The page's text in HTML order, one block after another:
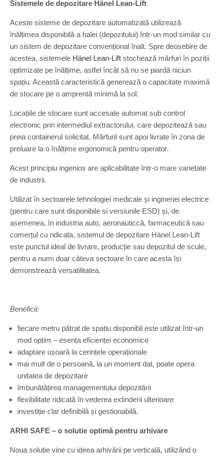
Sistemele de depozitare Hänel Lean-Lift
Aceste sisteme de depozitare automatizată utilizează
înălțimea disponibilă a halei (depozitului) într-un mod similar cu
un sistem de depozitare convențional înalt. Spre deosebire de
acestea, sistemele Hänel Lean-Lift stochează mărfuri în poziții
optimizate pe înălțime, astfel încât să nu se piardă niciun
spațiu. Această caracteristică generează o capacitate maximă
de stocare pe o amprentă minimă la sol.
Locațiile de stocare sunt accesate automat sub control
electronic prin intermediul extractorului, care depozitează sau
preia containerul solicitat. Mărfuril sunt apoi livrate în zona de
preluare la o înălțime ergonomică pentru operator.
Acest principiu ingenios are aplicabilitate într-o mare varietate
de industrii.
Utilizat în sectoarele tehnologiei medicale și ingineriei electrice
(pentru care sunt disponibile si versiunile ESD) și, de
asemenea, în industria auto, aeronauticcă, farmaceutică sau
comerțul cu ridicata, sistemul de depozitare Hänel Lean-Lift
este punctul ideal de livrare, producție sau depozitul de scule,
pentru a numi doar câteva sectoare în care acesta își
demonstrează versatilitatea.
Beneficii:
fiecare metru pătrat de spațiu disponibil este utilizat într-un
mod optim – esența eficienței economice
adaptare ușoară la cerințele operaționale
mai mult de o persoană, la un moment dat, poate opera
unitatea de depozitare
îmbunătățirea managementului depozitării
flexibilitate ridicată în vederea extinderii ulterioare
investiție clar definibilă și gestionabilă.
ARHI SAFE – o solutie optimă pentru arhivare
Noua soluție vine cu ideea arhivării pe verticală, utilizând o